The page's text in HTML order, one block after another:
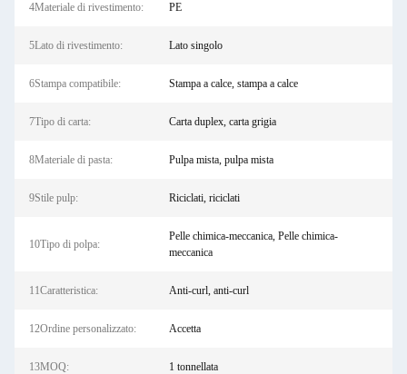
4Materiale di rivestimento: PE
5Lato di rivestimento: Lato singolo
6Stampa compatibile: Stampa a calce, stampa a calce
7Tipo di carta: Carta duplex, carta grigia
8Materiale di pasta: Pulpa mista, pulpa mista
9Stile pulp: Riciclati, riciclati
10Tipo di polpa:
Pelle chimica-meccanica, Pelle chimica-
meccanica
11Caratteristica: Anti-curl, anti-curl
12Ordine personalizzato: Accetta
13MOQ: 1 tonnellata